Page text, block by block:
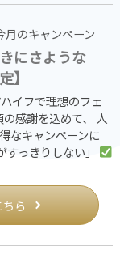
月のキャンペーン
にさような
】
イフで理想のフェ
の感謝を込めて、 人
なキャンペーンに
すっきりしない」
ら